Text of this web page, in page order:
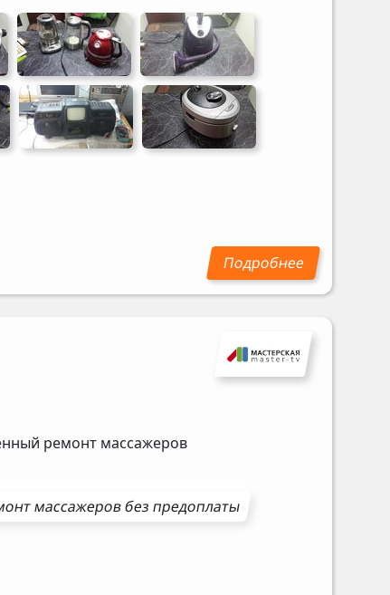
ремонт массажеров
массажеровбез предоплаты